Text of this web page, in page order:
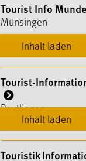
Inhalt laden
Tourist Info
Münsingen
Inhalt laden
Tourist-
Reutlingen
Touristik